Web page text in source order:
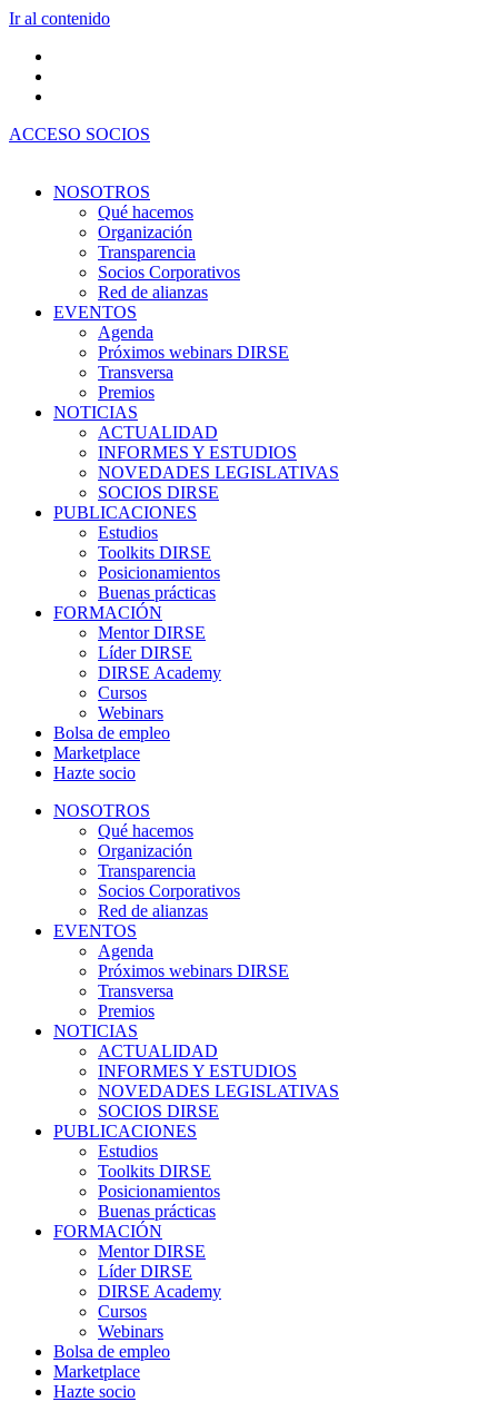
Ir al contenido
ACCESO SOCIOS
NOSOTROS
Qué hacemos
Organización
Transparencia
Socios Corporativos
Red de alianzas
EVENTOS
Agenda
Próximos webinars DIRSE
Transversa
Premios
NOTICIAS
ACTUALIDAD
INFORMES Y ESTUDIOS
NOVEDADES LEGISLATIVAS
SOCIOS DIRSE
PUBLICACIONES
Estudios
Toolkits DIRSE
Posicionamientos
Buenas prácticas
FORMACIÓN
Mentor DIRSE
Líder DIRSE
DIRSE Academy
Cursos
Webinars
Bolsa de empleo
Marketplace
Hazte socio
NOSOTROS
Qué hacemos
Organización
Transparencia
Socios Corporativos
Red de alianzas
EVENTOS
Agenda
Próximos webinars DIRSE
Transversa
Premios
NOTICIAS
ACTUALIDAD
INFORMES Y ESTUDIOS
NOVEDADES LEGISLATIVAS
SOCIOS DIRSE
PUBLICACIONES
Estudios
Toolkits DIRSE
Posicionamientos
Buenas prácticas
FORMACIÓN
Mentor DIRSE
Líder DIRSE
DIRSE Academy
Cursos
Webinars
Bolsa de empleo
Marketplace
Hazte socio